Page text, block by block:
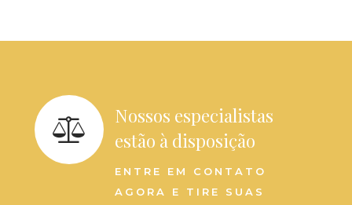
Nossos especialistas
estão à disposição
ENTRE EM CONTATO
AGORA E TIRE SUAS